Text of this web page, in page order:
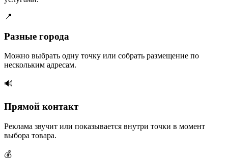
📍
Разные города
Можно выбрать одну точку или собрать размещение по
нескольким адресам.
🔊
Прямой контакт
Реклама звучит или показывается внутри точки в момент
выбора товара.
💰